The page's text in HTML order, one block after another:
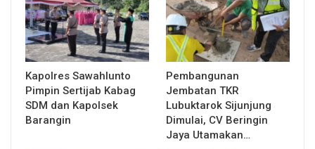
Kapolres Sawahlunto
Pimpin Sertijab Kabag
SDM dan Kapolsek
Barangin
Pembangunan
Jembatan TKR
Lubuktarok Sijunjung
Dimulai, CV Beringin
Jaya Utamakan…